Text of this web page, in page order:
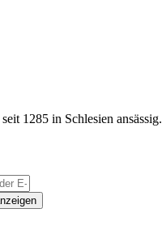
1285 in Schlesien ansässig.